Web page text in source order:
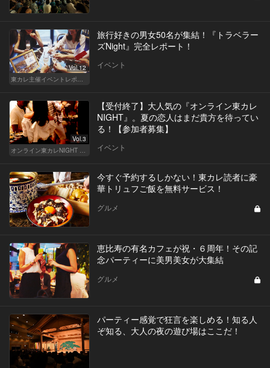
Vol.12
東カレ主催イベントレポート
旅行好きの男女50名が集結！『トラベラー
ズNight』完全レポート！
イベント
Vol.3
オンライン東カレNIGHT イベント募集
【受付終了】大人気の『オンライン東カレ
NIGHT』。夏の恋人はまだ貴方を待ってい
る！【参加者募集】
イベント
今すぐ予約するしかない！東カレ読者に豪
華トリュフご飯を無料サービス！
グルメ
恵比寿の有名カフェが祝・６周年！その記
念パーティーに美男美女が大集結
グルメ
パーティー感覚で狂言を楽しめる！知る人
ぞ知る、大人の夜の遊び場はここだ！